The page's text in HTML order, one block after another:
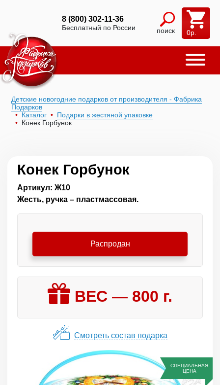
8 (800) 302-11-36
Бесплатный по России поиск 0р.
Детские новогодние подарков от производителя - Фабрика
Подарков
Каталог
Подарки в жестяной упаковке
Конек Горбунок
СПЕЦИАЛЬНАЯ
ЦЕНА
Конек Горбунок
Артикул: Ж10
Жесть, ручка – пластмассовая.
Распродан
ВЕС — 800 г.
Смотреть состав подарка